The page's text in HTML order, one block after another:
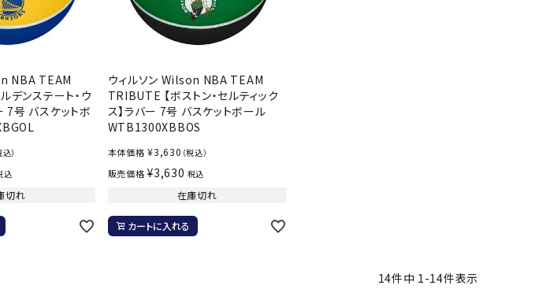
ットネス・ヨガ
ト
セサリー
ィットネスウェア
ェア
クセサリー
トレーニング用品
健康グッズ
Sondico SPAZIO Speedo
SWANS
NBA TEAM
デンステート・ウ
7号 バスケットボ
込）
込
切れ
ウィルソン Wilson NBA TEAM
TRIBUTE 【ボストン・セルティック
ス】ラバー 7号 バスケットボール
WTB1300XBBOS
本体価格 ¥3,630 （税込）
販売価格 ¥3,630 税込
在庫切れ
カートに入れる
14件中 1-14件表示